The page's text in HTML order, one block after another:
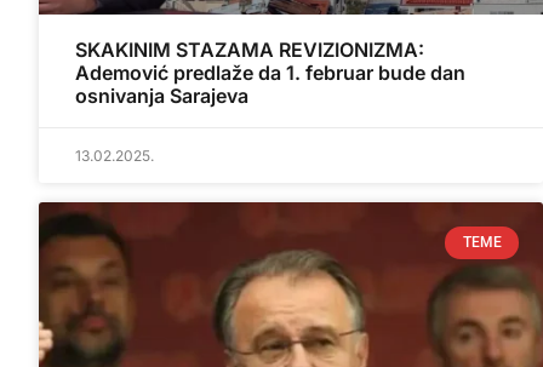
SKAKINIM STAZAMA REVIZIONIZMA:
Ademović predlaže da 1. februar bude dan
osnivanja Sarajeva
13.02.2025.
TEME